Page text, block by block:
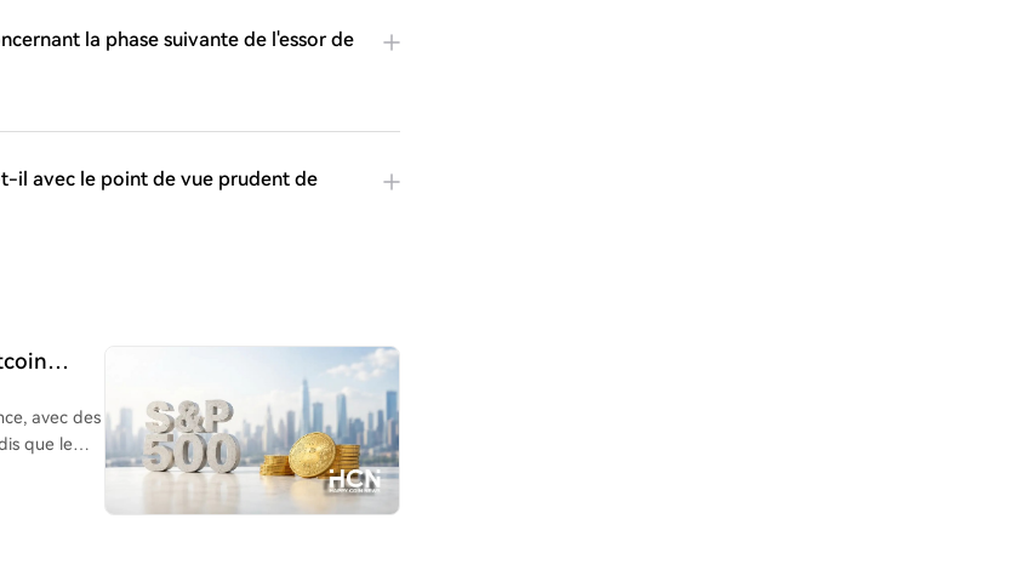
la phase suivante de l'essor de
il avec le point de vue prudent de
avec des
que le